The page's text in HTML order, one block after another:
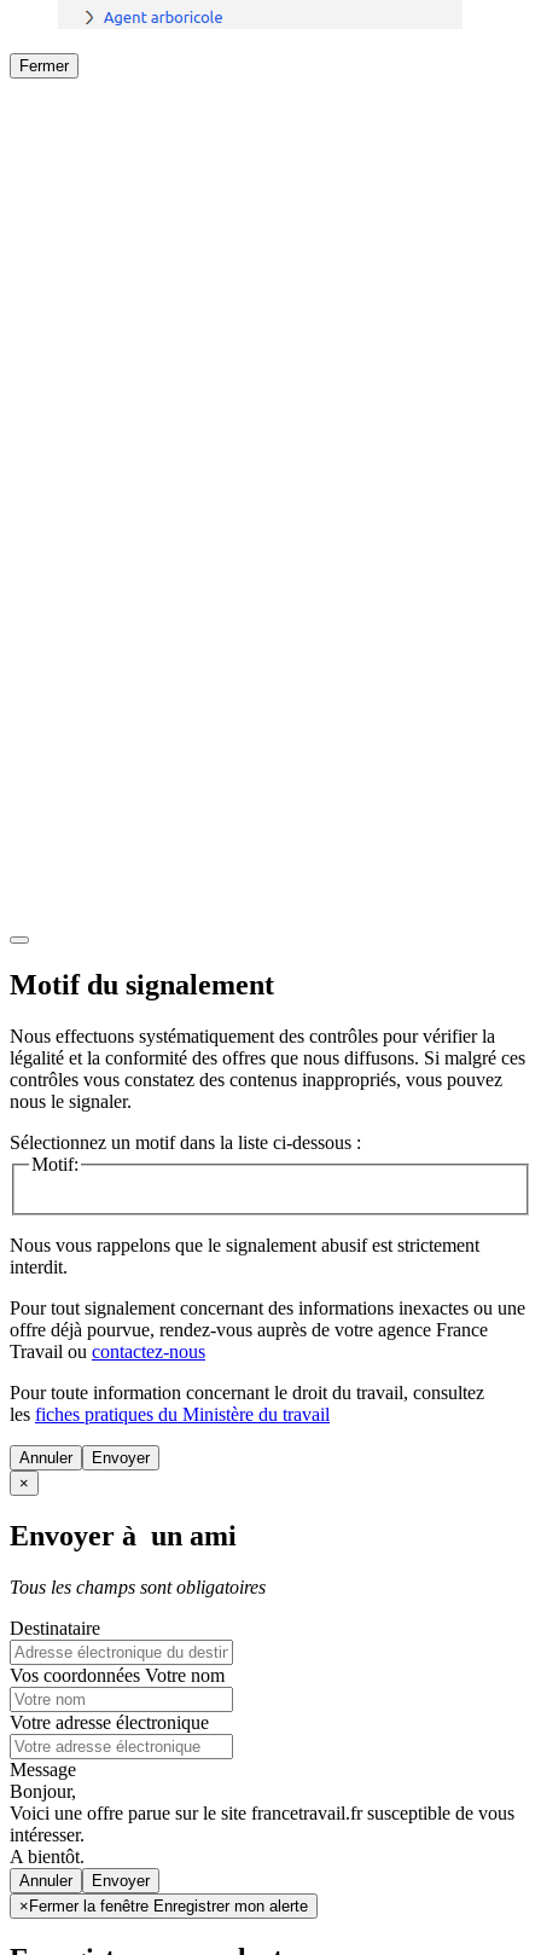
Fermer
Motif du signalement
Nous effectuons systématiquement des contrôles pour vérifier la
légalité et la conformité des offres que nous diffusons. Si malgré ces
contrôles vous constatez des contenus inappropriés, vous pouvez
nous le signaler.
Sélectionnez un motif dans la liste ci-dessous :
Motif:
Nous vous rappelons que le signalement abusif est strictement
interdit.
Pour tout signalement concernant des informations inexactes ou une
offre déjà pourvue, rendez-vous auprès de votre agence France
Travail ou contactez-nous
Pour toute information concernant le droit du travail, consultez
les fiches pratiques du Ministère du travail
Annuler
×
Envoyer à un ami
Tous les champs sont obligatoires
Destinataire
Vos coordonnées Votre nom
Votre adresse électronique
Message
Bonjour,
Voici une offre parue sur le site francetravail.fr susceptible de vous
intéresser.
A bientôt.
Annuler
× Fermer la fenêtre Enregistrer mon alerte